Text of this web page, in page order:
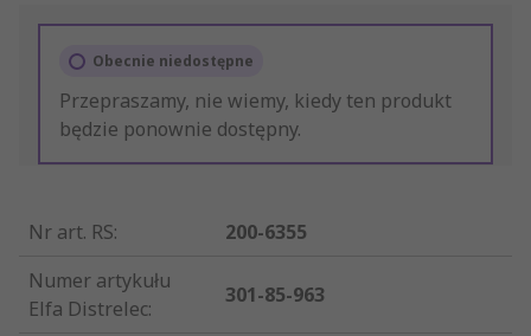
Obecnie niedostępne
Przepraszamy, nie wiemy, kiedy ten produkt
będzie ponownie dostępny.
Nr art. RS:
200-6355
Numer artykułu
Elfa Distrelec:
301-85-963